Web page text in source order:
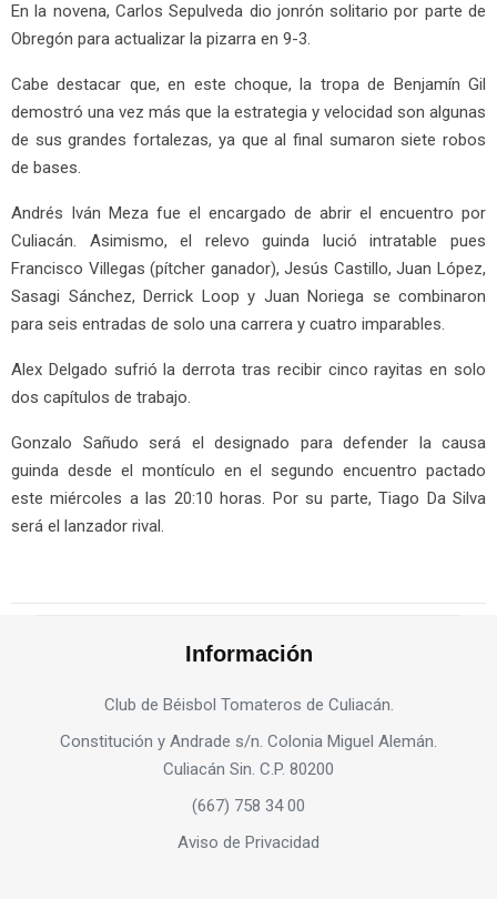
En la novena, Carlos Sepulveda dio jonrón solitario por parte de
Obregón para actualizar la pizarra en 9-3.
Cabe destacar que, en este choque, la tropa de Benjamín Gil
demostró una vez más que la estrategia y velocidad son algunas
de sus grandes fortalezas, ya que al final sumaron siete robos
de bases.
Andrés Iván Meza fue el encargado de abrir el encuentro por
Culiacán. Asimismo, el relevo guinda lució intratable pues
Francisco Villegas (pítcher ganador), Jesús Castillo, Juan López,
Sasagi Sánchez, Derrick Loop y Juan Noriega se combinaron
para seis entradas de solo una carrera y cuatro imparables.
Alex Delgado sufrió la derrota tras recibir cinco rayitas en solo
dos capítulos de trabajo.
Gonzalo Sañudo será el designado para defender la causa
guinda desde el montículo en el segundo encuentro pactado
este miércoles a las 20:10 horas. Por su parte, Tiago Da Silva
será el lanzador rival.
Información
Club de Béisbol Tomateros de Culiacán.
Constitución y Andrade s/n. Colonia Miguel Alemán.
Culiacán Sin. C.P. 80200
(667) 758 34 00
Aviso de Privacidad